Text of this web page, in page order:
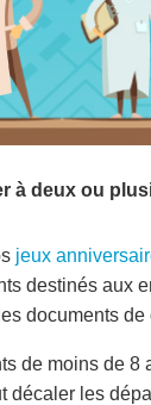
à deux ou
jeux
destinés aux
documents
de moins de 8
décaler les